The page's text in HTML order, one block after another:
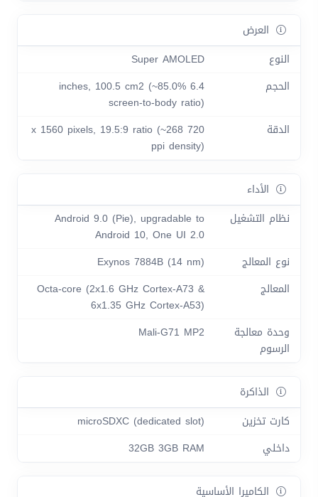
العرض
النوع
Super AMOLED
الحجم
6.4 inches, 100.5 cm2 (~85.0%
screen-to-body ratio)
الدقة
720 x 1560 pixels, 19.5:9 ratio (~268
ppi density)
الأداء
نظام التشغيل
Android 9.0 (Pie), upgradable to
Android 10, One UI 2.0
نوع المعالج
Exynos 7884B (14 nm)
المعالج
Octa-core (2x1.6 GHz Cortex-A73 &
6x1.35 GHz Cortex-A53)
وحدة معالجة
الرسوم
Mali-G71 MP2
الذاكرة
كارت تخزين
microSDXC (dedicated slot)
داخلي
32GB 3GB RAM
الكاميرا الأساسية